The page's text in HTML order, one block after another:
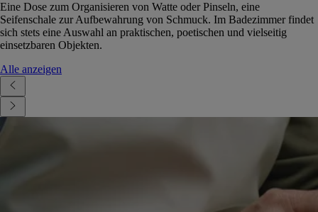
Eine Dose zum Organisieren von Watte oder Pinseln, eine
Seifenschale zur Aufbewahrung von Schmuck. Im Badezimmer findet
sich stets eine Auswahl an praktischen, poetischen und vielseitig
einsetzbaren Objekten.
Alle anzeigen